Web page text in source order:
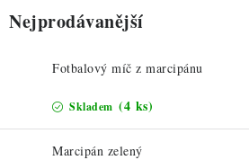
ZDRAVÉ PEČENÍ
TÉMATICKÉ PRODUKTY
Nejprodávanější
Fotbalový míč z marcipánu
Skladem (4 ks)
Marcipán zelený